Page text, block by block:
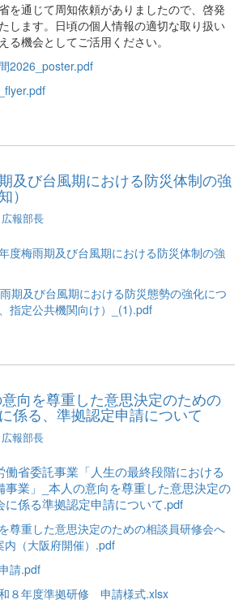
を通じて周知依頼がありましたので、啓発
します。日頃の個人情報の適切な取り扱い
る機会としてご活用ください。
2026_poster.pdf
及び台風期における防災体制の強
）
広報部長
度梅雨期及び台風期における防災体制の強
期及び台風期における防災態勢の強化につ
指定公共機関向け）_(1).pdf
向を尊重した意思決定のための
係る、準拠認定申請について
広報部長
働省委託事業「人生の最終段階における
事業」_本人の意向を尊重した意思決定の
に係る準拠認定申請について.pdf
尊重した意思決定のための相談員研修会へ
（大阪府開催）.pdf
請.pdf
和８年度準拠研修 申請様式.xlsx